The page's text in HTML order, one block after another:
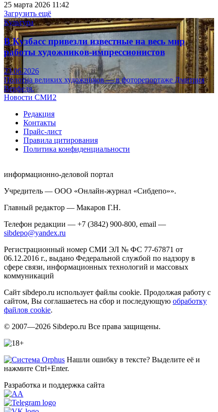
25 марта 2026 11:42
Загрузить ещё
Культура
В Кузбасс привезли известные на весь мир
работы художников-импрессионистов
23.06.2026
Полотна великих художников — в фоторепортаже Дмитрия
Верфеля.
Новости СМИ2
Редакция
Контакты
Прайс-лист
Правила цитирования
Политика конфиденциальности
информационно-деловой портал
Учредитель — ООО «Онлайн-журнал «Сибдепо»».
Главный редактор — Макаров Г.Н.
Телефон редакции — +7 (3842) 900-800, email —
sibdepo@yandex.ru
Регистрационный номер СМИ ЭЛ № ФС 77-67871 от
06.12.2016 г., выдано Федеральной службой по надзору в
сфере связи, информационных технологий и массовых
коммуникаций
Сайт sibdepo.ru использует файлы cookie. Продолжая работу с
сайтом, Вы соглашаетесь на сбор и последующую обработку
файлов cookie.
© 2007—2026 Sibdepo.ru Все права защищены.
Нашли ошибку в тексте? Выделите её и
нажмите Ctrl+Enter.
Разработка и поддержка сайта